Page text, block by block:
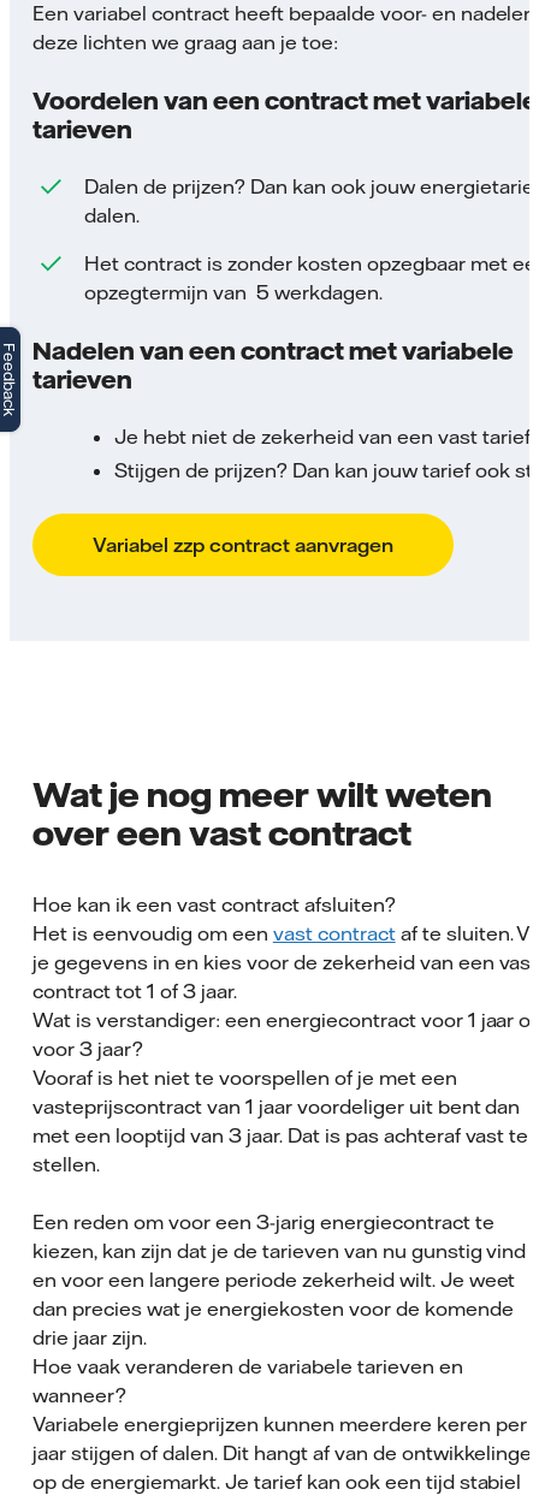
Een variabel contract heeft bepaalde voor- en
deze lichten we graag aan je toe:
Voordelen van een contract met variabele
tarieven
Dalen de prijzen? Dan kan ook jouw energietarief
dalen.
Het contract is zonder kosten opzegbaar met
opzegtermijn van 5 werkdagen.
Nadelen van een contract met variabele
tarieven
Je hebt niet de zekerheid van een vast tarief.
Stijgen de prijzen? Dan kan jouw tarief ook
Variabel zzp contract aanvragen
Wat je nog meer wilt weten
over een vast contract
Hoe kan ik een vast contract afsluiten?
Het is eenvoudig om een vast contractaf te sluiten.
je gegevens in en kies voor de zekerheid van een vast
contract tot 1 of 3 jaar.
Wat is verstandiger: een energiecontract voor 1 jaar of
voor 3 jaar?
Vooraf is het niet te voorspellen of je met een
vasteprijscontract van 1 jaar voordeliger uit bent dan
met een looptijd van 3 jaar. Dat is pas achteraf vast te
stellen.
Een reden om voor een 3-jarig energiecontract te
kiezen, kan zijn dat je de tarieven van nu gunstig vind
en voor een langere periode zekerheid wilt. Je weet
dan precies wat je energiekosten voor de komende
drie jaar zijn.
Hoe vaak veranderen de variabele tarieven en
wanneer?
Variabele energieprijzen kunnen meerdere keren per
jaar stijgen of dalen. Dit hangt af van de
op de energiemarkt. Je tarief kan ook een tijd stabiel
Feedback